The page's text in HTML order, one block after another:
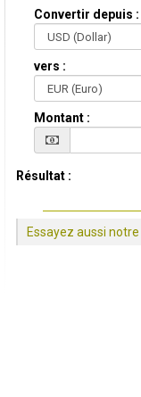
Convertir depuis :
vers :
Montant :
Résultat :
Essayez aussi notre